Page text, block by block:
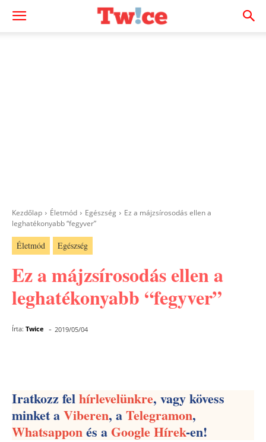
Kezdőlap Életmód Egészség
Ez a májzsírosodás ellen a
leghatékonyabb “fegyver”
Életmód Egészség
Ez a májzsírosodás ellen a
leghatékonyabb “fegyver”
Írta: Twice - 2019/05/04
Iratkozz felhírlevelünkre, vagy kövess
minket aViberen, aTelegramon,
Whatsapponés aGoogle Hírek-en!